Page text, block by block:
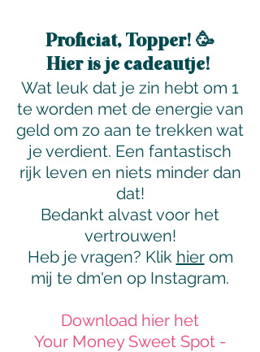
Proficiat, Topper! 🥳
Hier is je cadeautje!
Wat leuk dat je zin hebt om 1
te worden met de energie van
geld om zo aan te trekken wat
je verdient. Een fantastisch
rijk leven en niets minder dan
dat!
Bedankt alvast voor het
vertrouwen!
Heb je vragen? Klik hierom
mij te dm'en op Instagram.
Download hier het
Your Money Sweet Spot -